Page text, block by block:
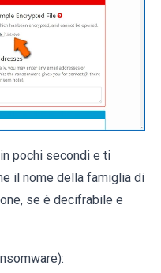
pochi secondi e ti
il nome della famiglia di
se è decifrabile e